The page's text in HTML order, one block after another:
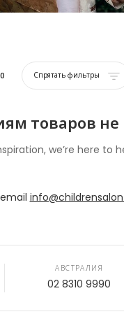
0 Спрятать фильтры
товаров не
we’re here to
АВСТРАЛИЯ
02 8310 9990